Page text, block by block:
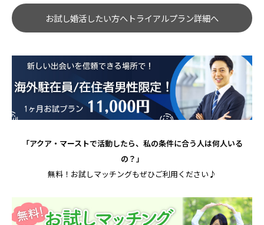
お試し婚活したい方へトライアルプラン詳細へ
「アクア・マーストで活動したら、私の条件に合う人は何人いる
の？」
無料！お試しマッチングもぜひご利用ください♪